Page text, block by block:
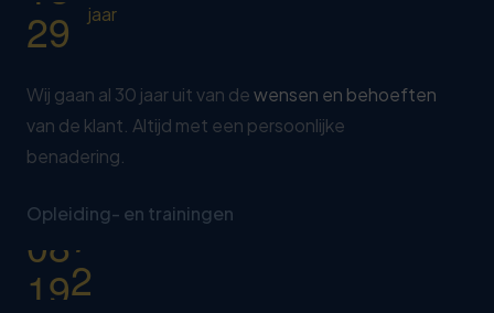
30 jaar
Wij gaan al 30 jaar uit van dewensen en behoeften
van de klant. Altijd met een persoonlijke
benadering.
Opleiding- en trainingen
0
1
8
9
0
1
3
4
7
8
3
8
3
8